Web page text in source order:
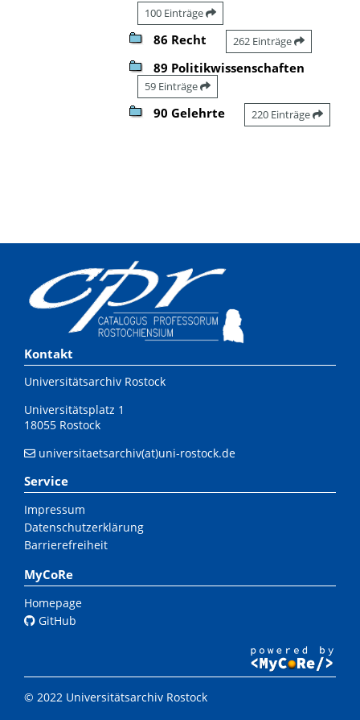
100 Einträge
86 Recht 262 Einträge
89 Politikwissenschaften
59 Einträge
90 Gelehrte 220 Einträge
Kontakt
Universitätsarchiv Rostock
Universitätsplatz 1
18055 Rostock
universitaetsarchiv(at)uni-rostock.de
Service
Impressum
Datenschutzerklärung
Barrierefreiheit
MyCoRe
Homepage
GitHub
© 2022 Universitätsarchiv Rostock